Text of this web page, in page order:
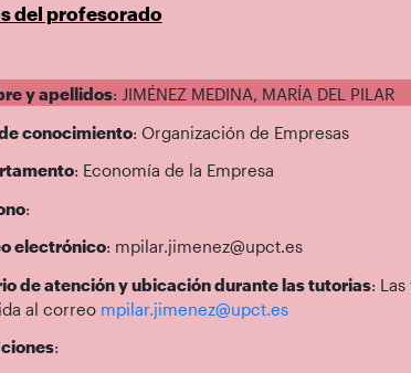
del profesorado
y apellidos: JIMÉNEZ MEDINA, MARÍA DEL PILAR
conocimiento: Organización de Empresas
: Economía de la Empresa
:
electrónico: mpilar.jimenez@upct.es
de atención y ubicación durante las tutorias:
al correo mpilar.jimenez@upct.es
: